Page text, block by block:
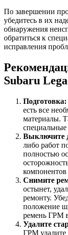
По завершении
убедитесь в их
обнаружения
обратиться к
исправления
Subaru
Подготовка:
есть все
материалы.
специальные
Выключите
либо работ
полностью
компонентов
Снимите
остынет,
ремонту.
положение
ремень ГРМ
Удалите
ГРМ удалите